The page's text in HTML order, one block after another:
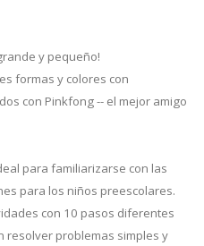
y pequeño!
formas y colores con
con Pinkfong -- el mejor amigo
para familiarizarse con las
para los niños preescolares.
con 10 pasos diferentes
resolver problemas simples y